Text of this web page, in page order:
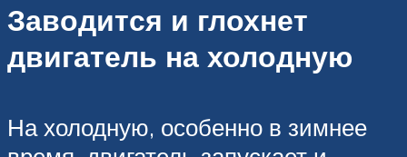
Заводится и глохнет
двигатель на холодную
На холодную, особенно в зимнее